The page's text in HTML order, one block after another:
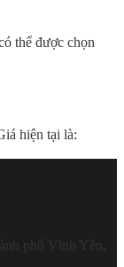
thể được chọn
hiện tại là:
phố Vĩnh Yên,